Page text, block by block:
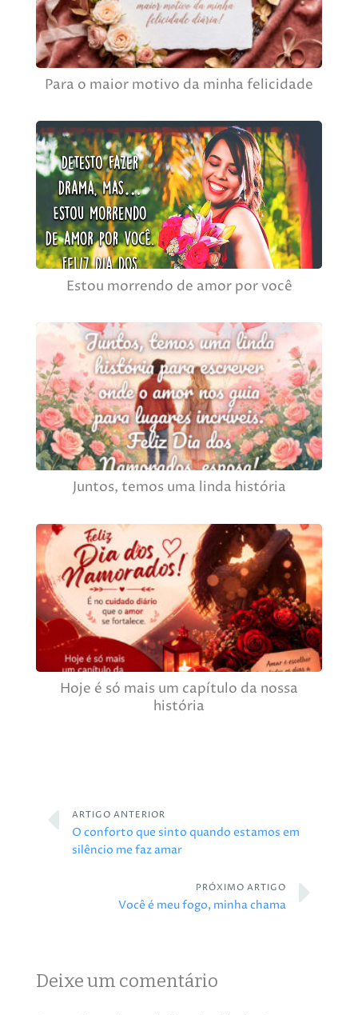
Para o maior motivo da minha felicidade
Estou morrendo de amor por você
Juntos, temos uma linda história
Hoje é só mais um capítulo da nossa
história
ARTIGO ANTERIOR
O conforto que sinto quando estamos em
silêncio me faz amar
PRÓXIMO ARTIGO
Você é meu fogo, minha chama
Deixe um comentário